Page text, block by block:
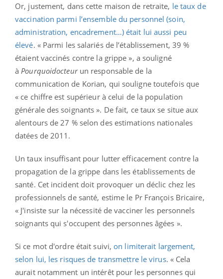
Or, justement, dans cette maison de retraite, le taux de
vaccination parmi l’ensemble du personnel (soin,
administration, encadrement…) était lui aussi peu
élevé. « Parmi les salariés de l’établissement, 39 %
étaient vaccinés contre la grippe », a souligné
à Pourquoidocteurun responsable de la
communication de Korian, qui souligne toutefois que
« ce chiffre est supérieur à celui de la population
générale des soignants ». De fait, ce taux se situe aux
alentours de 27 % selon des estimations nationales
datées de 2011.
Un taux insuffisant pour lutter efficacement contre la
propagation de la grippe dans les établissements de
santé. Cet incident doit provoquer un déclic chez les
professionnels de santé, estime le Pr François Bricaire,
« J'insiste sur la nécessité de vacciner les personnels
soignants qui s'occupent des personnes âgées ».
Si ce mot d'ordre était suivi, on limiterait largement,
selon lui, les risques de transmettre le virus. « Cela
aurait notamment un intérêt pour les personnes qui